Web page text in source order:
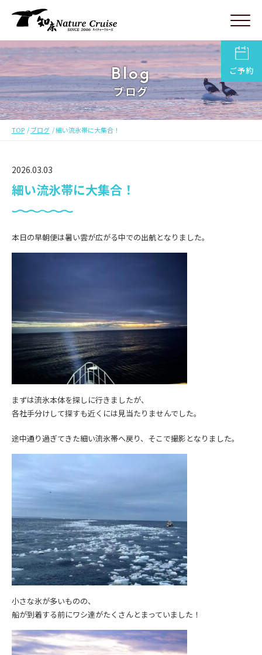
ご予約
Blog
ブログ
TOP ブログ 細い流氷帯に大集合！
2026.03.03
細い流氷帯に大集合！
本日の早朝便は暑い雲が広がる中での出航となりました。
まずは流氷本体を探しに行きましたが、
各社手分けして探すも近くには見当たりませんでした。
途中通り過ぎてきた細い流氷帯へ戻り、そこで撮影となりました。
小さな氷が多いものの、
船が到着する前にワシ達がたくさんとまっていました！